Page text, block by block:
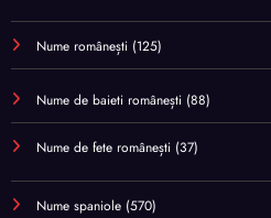
Nume românești (125)
Nume de baieti românești (88)
Nume de fete românești (37)
Nume spaniole (570)